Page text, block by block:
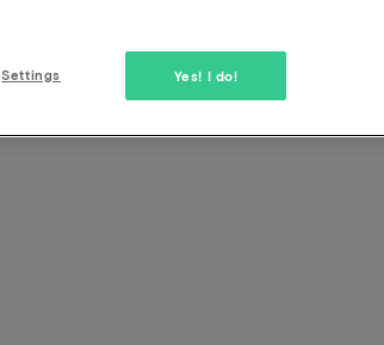
Yes! I do!
Settings